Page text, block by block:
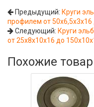
Предыдущий: Круги
профилем от 50х6,5х3х16
Следующий: Круги
от 25х8х10х16 до
Похожие